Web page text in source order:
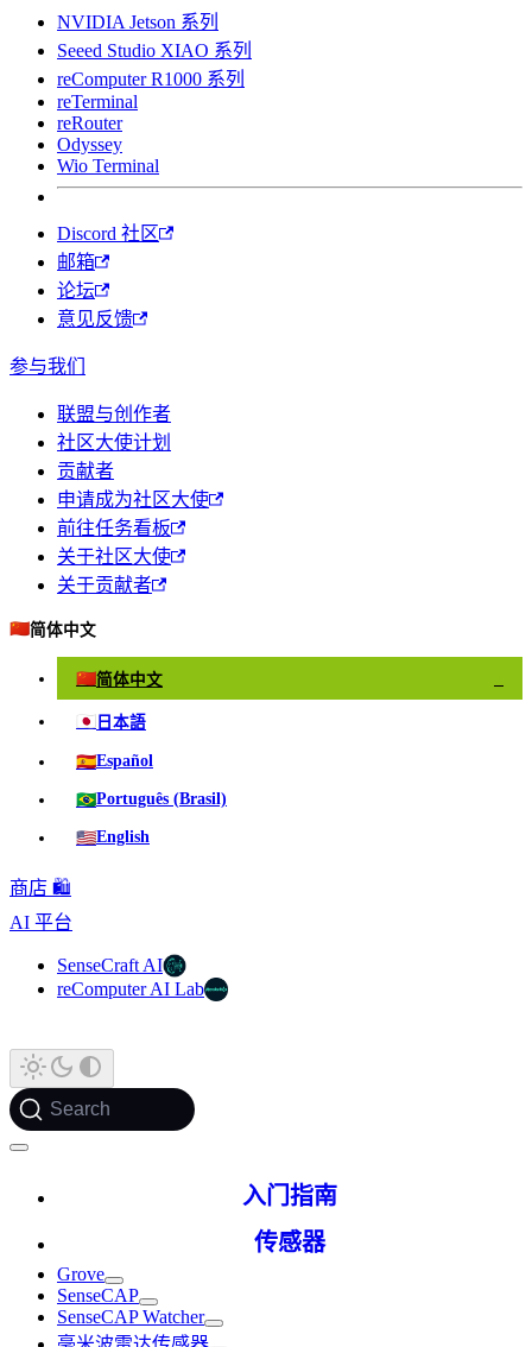
NVIDIA Jetson 系列
Seeed Studio XIAO 系列
reComputer R1000 系列
reTerminal
reRouter
Odyssey
Wio Terminal
Discord 社区
邮箱
论坛
意见反馈
参与我们
联盟与创作者
社区大使计划
贡献者
申请成为社区大使
前往任务看板
关于社区大使
关于贡献者
🇨🇳简体中文
🇨🇳简体中文
🇯🇵 日本語
🇪🇸Español
🇧🇷Português (Brasil)
🇺🇸English
商店 🛍️
AI 平台
SenseCraft AI
reComputer AI Lab
Search
入门指南
传感器
Grove
SenseCAP
SenseCAP Watcher